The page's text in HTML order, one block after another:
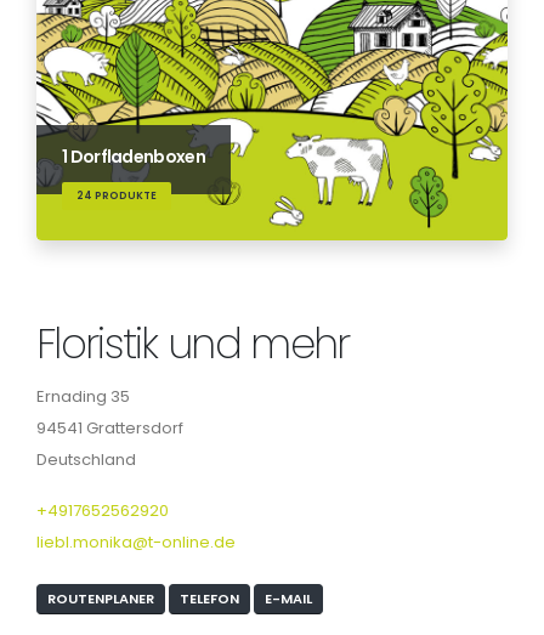
1 Dorfladenboxen
24 PRODUKTE
Floristik und mehr
Ernading 35
94541 Grattersdorf
Deutschland
+4917652562920
liebl.monika@t-online.de
ROUTENPLANER TELEFON E-MAIL